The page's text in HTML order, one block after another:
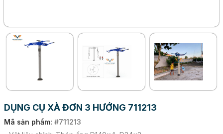
DỤNG CỤ XÀ ĐƠN 3 HƯỚNG 711213
Mã sản phẩm: #711213